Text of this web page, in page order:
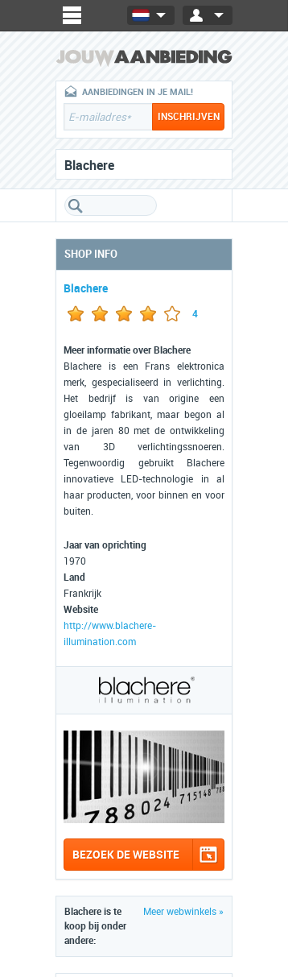
AANBIEDINGEN IN JE MAIL!
Blachere
SHOP INFO
Blachere
4
Meer informatie over Blachere
Blachere is een Frans elektronica
merk, gespecialiseerd in verlichting.
Het bedrijf is van origine een
gloeilamp fabrikant, maar begon al
in de jaren 80 met de ontwikkeling
van 3D verlichtingssnoeren.
Tegenwoordig gebruikt Blachere
innovatieve LED-technologie in al
haar producten, voor binnen en voor
buiten.
Jaar van oprichting
1970
Land
Frankrijk
Website
http://www.blachere-
illumination.com
BEZOEK DE WEBSITE
Meer webwinkels »
Blachere is te
koop bij onder
andere: